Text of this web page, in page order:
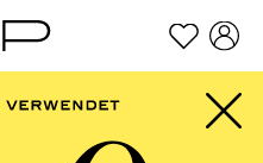
Footer springen